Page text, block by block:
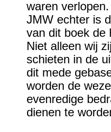
waren verlopen.
JMW echter is
van dit boek de
Niet alleen wij
schieten in de
dit mede
worden de
evenredige
dienen te